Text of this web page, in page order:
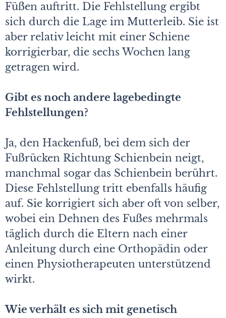
Füßen auftritt. Die Fehlstellung ergibt
sich durch die Lage im Mutterleib. Sie ist
aber relativ leicht mit einer Schiene
korrigierbar, die sechs Wochen lang
getragen wird.
Gibt es noch andere lagebedingte
Fehlstellungen?
Ja, den Hackenfuß, bei dem sich der
Fußrücken Richtung Schienbein neigt,
manchmal sogar das Schienbein berührt.
Diese Fehlstellung tritt ebenfalls häufig
auf. Sie korrigiert sich aber oft von selber,
wobei ein Dehnen des Fußes mehrmals
täglich durch die Eltern nach einer
Anleitung durch eine Orthopädin oder
einen Physiotherapeuten unterstützend
wirkt.
Wie verhält es sich mit genetisch